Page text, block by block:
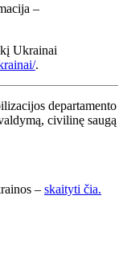
–
Ukrainai
.
departamento
civilinę saugą
– skaityti čia.